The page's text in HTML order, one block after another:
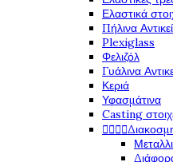
Ελαστικά
Πήλινα
Plexiglass
Φελιζόλ
Γυάλινα
Κεριά
Υφασμάτινα
Casting
